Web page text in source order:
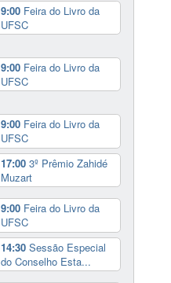
9:00 Feira do Livro da
UFSC
9:00 Feira do Livro da
UFSC
9:00 Feira do Livro da
UFSC
17:00 3º Prêmio Zahidé
Muzart
9:00 Feira do Livro da
UFSC
14:30 Sessão Especial
do Conselho Esta...